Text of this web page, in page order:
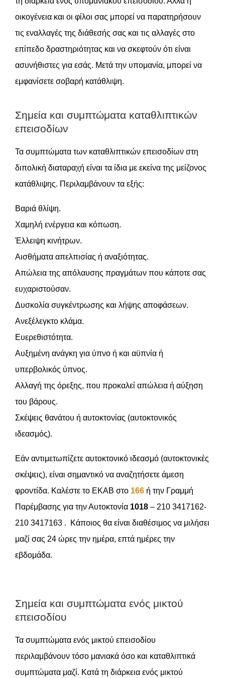
οικογένεια και οι φίλοι σας μπορεί να παρατηρήσουν
τις εναλλαγές της διάθεσής σας και τις αλλαγές στο
επίπεδο δραστηριότητας και να σκεφτούν ότι είναι
ασυνήθιστες για εσάς. Μετά την υπομανία, μπορεί να
εμφανίσετε σοβαρή κατάθλιψη.
Σημεία και συμπτώματα καταθλιπτικών
επεισοδίων
Τα συμπτώματα των καταθλιπτικών επεισοδίων στη
διπολική διαταραχή είναι τα ίδια με εκείνα της μείζονος
κατάθλιψης. Περιλαμβάνουν τα εξής:
Βαριά θλίψη.
Χαμηλή ενέργεια και κόπωση.
Έλλειψη κινήτρων.
Αισθήματα απελπισίας ή αναξιότητας.
Απώλεια της απόλαυσης πραγμάτων που κάποτε σας
ευχαριστούσαν.
Δυσκολία συγκέντρωσης και λήψης αποφάσεων.
Ανεξέλεγκτο κλάμα.
Ευερεθιστότητα.
Αυξημένη ανάγκη για ύπνο ή και αϋπνία ή
υπερβολικός ύπνος.
Αλλαγή της όρεξης, που προκαλεί απώλεια ή αύξηση
του βάρους.
Σκέψεις θανάτου ή αυτοκτονίας (αυτοκτονικός
ιδεασμός).
Εάν αντιμετωπίζετε αυτοκτονικό ιδεασμό (αυτοκτονικές
σκέψεις), είναι σημαντικό να αναζητήσετε άμεση
φροντίδα. Καλέστε το EKAB στο 166 ή την Γραμμή
Παρέμβασης για την Αυτοκτονία 1018 – 210 3417162-
210 3417163 . Κάποιος θα είναι διαθέσιμος να μιλήσει
μαζί σας 24 ώρες την ημέρα, επτά ημέρες την
εβδομάδα.
Σημεία και συμπτώματα ενός μικτού
επεισοδίου
Τα συμπτώματα ενός μικτού επεισοδίου
περιλαμβάνουν τόσο μανιακά όσο και καταθλιπτικά
συμπτώματα μαζί. Κατά τη διάρκεια ενός μικτού